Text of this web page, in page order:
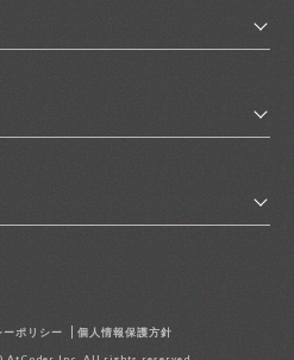
ーポリシー 個人情報保護方針